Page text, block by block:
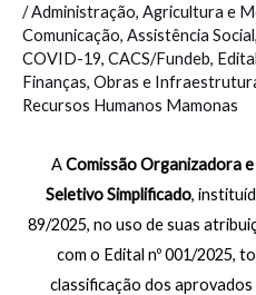
/Administração, Agricultura e
Comunicação, Assistência Social,
COVID-19, CACS/Fundeb, Edital
Finanças, Obras e
Recursos Humanos Mamonas
AComissão Organizadora
Seletivo Simplificado,
89/2025, no uso de suas
com o Edital nº 001/2025,
classificação dos